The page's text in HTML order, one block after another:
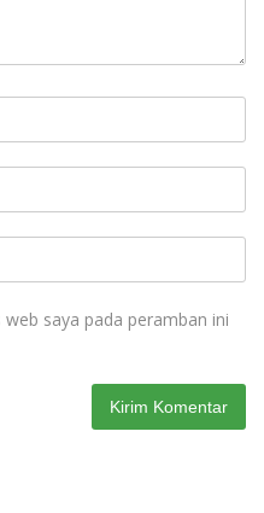
saya pada peramban ini